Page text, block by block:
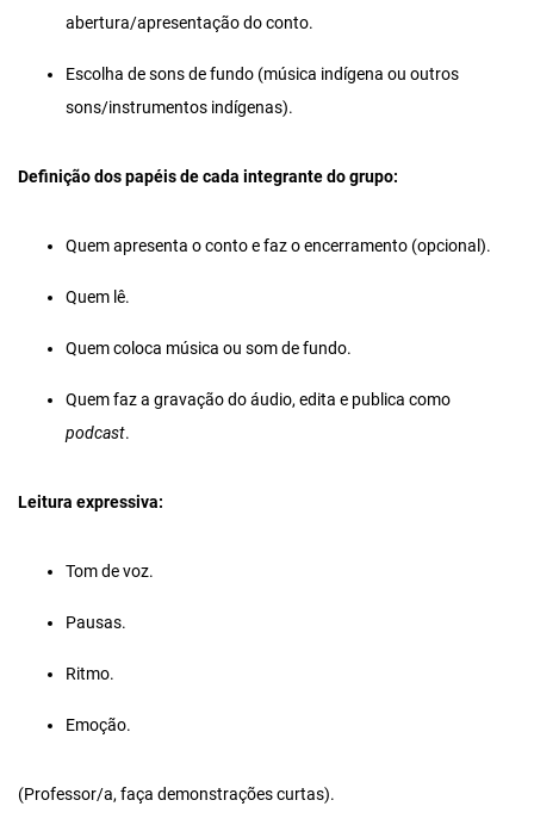
abertura/apresentação do conto.
Escolha de sons de fundo (música indígena ou outros
sons/instrumentos indígenas).
Definição dos papéis de cada integrante do grupo:
Quem apresenta o conto e faz o encerramento (opcional).
Quem lê.
Quem coloca música ou som de fundo.
Quem faz a gravação do áudio, edita e publica como
podcast.
Leitura expressiva:
Tom de voz.
Pausas.
Ritmo.
Emoção.
(Professor/a, faça demonstrações curtas).